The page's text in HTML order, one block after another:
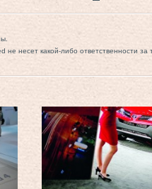
не несет какой-либо ответственности за